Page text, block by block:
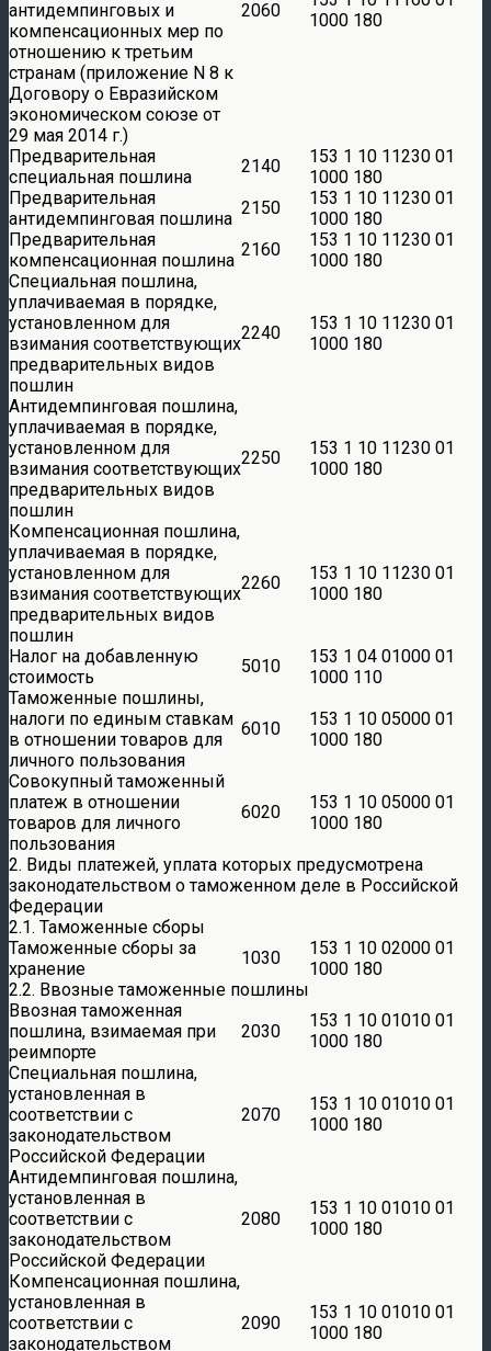
антидемпинговых и
компенсационных мер по
отношению к третьим
странам (приложение N 8 к
Договору о Евразийском
экономическом союзе от
29 мая 2014 г.)
2060
1000 180
Предварительная
специальная пошлина
2140
153 1 10 11230 01
1000 180
Предварительная
антидемпинговая пошлина
2150
153 1 10 11230 01
1000 180
Предварительная
компенсационная пошлина
2160
153 1 10 11230 01
1000 180
Специальная пошлина,
уплачиваемая в порядке,
установленном для
взимания соответствующих
предварительных видов
пошлин
2240
153 1 10 11230 01
1000 180
Антидемпинговая пошлина,
уплачиваемая в порядке,
установленном для
взимания соответствующих
предварительных видов
пошлин
2250
153 1 10 11230 01
1000 180
Компенсационная пошлина,
уплачиваемая в порядке,
установленном для
взимания соответствующих
предварительных видов
пошлин
2260
153 1 10 11230 01
1000 180
Налог на добавленную
стоимость
5010
153 1 04 01000 01
1000 110
Таможенные пошлины,
налоги по единым ставкам
в отношении товаров для
личного пользования
6010
153 1 10 05000 01
1000 180
Совокупный таможенный
платеж в отношении
товаров для личного
пользования
6020
153 1 10 05000 01
1000 180
2. Виды платежей, уплата которых предусмотрена
законодательством о таможенном деле в Российской
Федерации
2.1. Таможенные сборы
Таможенные сборы за
хранение
1030
153 1 10 02000 01
1000 180
2.2. Ввозные таможенные пошлины
Ввозная таможенная
пошлина, взимаемая при
реимпорте
2030
153 1 10 01010 01
1000 180
Специальная пошлина,
установленная в
соответствии с
законодательством
Российской Федерации
2070
153 1 10 01010 01
1000 180
Антидемпинговая пошлина,
установленная в
соответствии с
законодательством
Российской Федерации
2080
153 1 10 01010 01
1000 180
Компенсационная пошлина,
установленная в
соответствии с
законодательством
2090
153 1 10 01010 01
1000 180